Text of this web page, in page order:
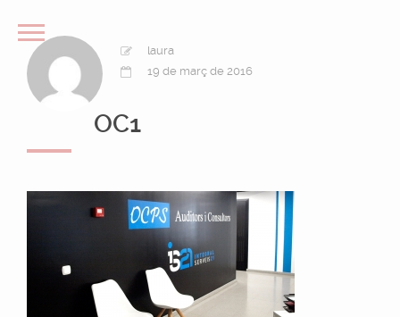
laura
19 de març de 2016
OC1